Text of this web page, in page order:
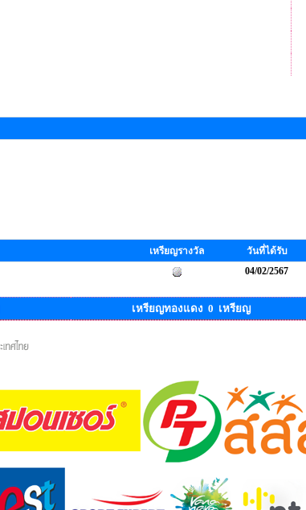
เหรียญรางวัล
วันที่ได้รับ
04/02/2567
เหรียญทองแดง 0 เหรียญ